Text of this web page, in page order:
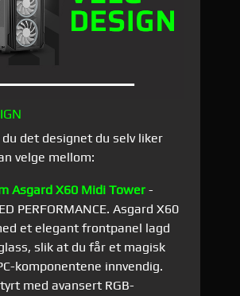
du det designet du selv liker
velge mellom:
Asgard X60 Midi Tower -
PERFORMANCE. Asgard X60
et elegant frontpanel lagd
slik at du får et magisk
komponentene innvendig.
med avansert RGB-